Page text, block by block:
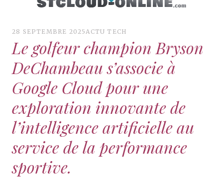
28 SEPTEMBRE 2025 ACTU TECH
Le golfeur champion Bryson
DeChambeau s’associe à
Google Cloud pour une
exploration innovante de
l’intelligence artificielle au
service de la performance
sportive.